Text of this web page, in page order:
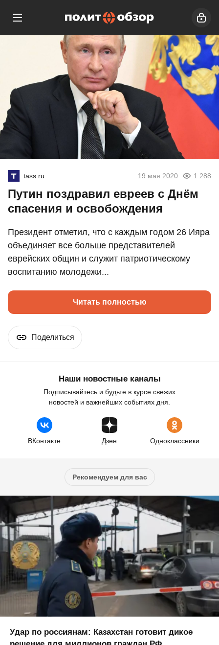
tass.ru 19 мая 2020 1 288
Путин поздравил евреев с Днём
спасения и освобождения
Президент отметил, что с каждым годом 26 Ияра
объединяет все больше представителей
еврейских общин и служит патриотическому
воспитанию молодежи...
Читать полностью
Поделиться
Наши новостные каналы
Подписывайтесь и будьте в курсе свежих
новостей и важнейших событиях дня.
ВКонтакте Дзен Одноклассники
Рекомендуем для вас
Удар по россиянам: Казахстан готовит дикое